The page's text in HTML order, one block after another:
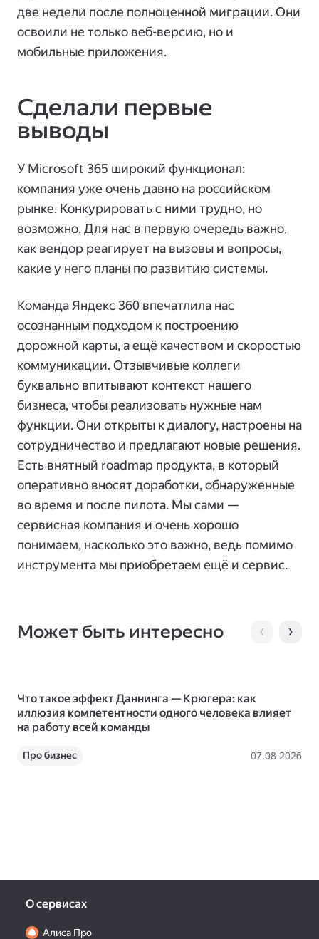
две недели после полноценной миграции. Они
освоили не только веб-версию, но и
мобильные приложения.
Сделали первые
выводы
У Microsoft 365 широкий функционал:
компания уже очень давно на российском
рынке. Конкурировать с ними трудно, но
возможно. Для нас в первую очередь важно,
как вендор реагирует на вызовы и вопросы,
какие у него планы по развитию системы.
Команда Яндекс 360 впечатлила нас
осознанным подходом к построению
дорожной карты, а ещё качеством и скоростью
коммуникации. Отзывчивые коллеги
буквально впитывают контекст нашего
бизнеса, чтобы реализовать нужные нам
функции. Они открыты к диалогу, настроены на
сотрудничество и предлагают новые решения.
Есть внятный roadmap продукта, в который
оперативно вносят доработки, обнаруженные
во время и после пилота. Мы сами —
сервисная компания и очень хорошо
понимаем, насколько это важно, ведь помимо
инструмента мы приобретаем ещё и сервис.
Может быть интересно
Что такое эффект Даннинга — Крюгера: как
иллюзия компетентности одного человека влияет
на работу всей команды
Про бизнес 07.08.2026
О сервисах
Алиса Про